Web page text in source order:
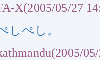
X(2005/05/27
しぺし。